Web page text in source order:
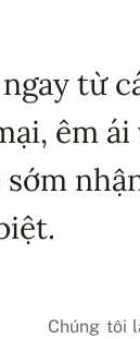
từ
êm
Chúng tôi